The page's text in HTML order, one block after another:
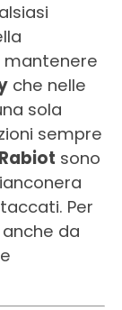
mantenere
che nelle
sola
sempre
Rabiot sono
Per
da